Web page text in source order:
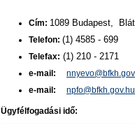
Cím: 1089 Budapest,
Telefon: (1) 4585 - 699
Telefax: (1) 210 - 2171
e-mail:
e-mail:
npfo@bfkh.gov.hu
Ügyfélfogadási idő: